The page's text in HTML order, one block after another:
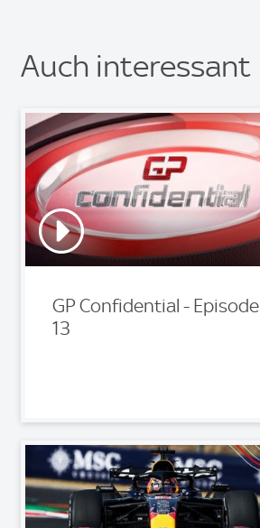
Auch interessant
GP Confidential - Episode
13